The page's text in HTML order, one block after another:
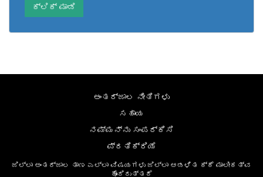
ಕ್ಲಿಕ್ ಮಾಡಿ
ಅಂತರ್ಜಾಲ ನೀತಿಗಳು
ಸಹಾಯ
ನಮ್ಮನ್ನು ಸಂಪರ್ಕಿಸಿ
ಪ್ರತಿಕ್ರಿಯೆ
ಜಿಲ್ಲಾ ಅಂತರ್ಜಾಲ ತಾಣ ಎಲ್ಲಾ ವಿಷಯಗಳು ಜಿಲ್ಲಾ ಆಡಳಿತ ಕ್ಕೆ ಮಾಲೀಕತ್ವ
ಹೊಂದಿರುತ್ತದೆ